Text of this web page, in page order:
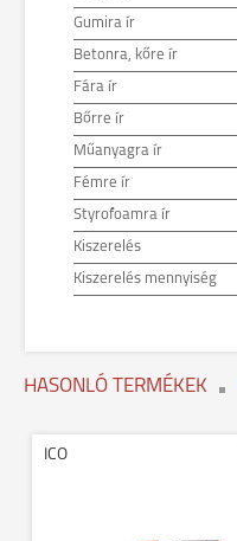
Gumira ír
Betonra, kőre ír
Fára ír
Bőrre ír
Műanyagra ír
Fémre ír
Styrofoamra ír
Kiszerelés
Kiszerelés mennyiség
HASONLÓ TERMÉKEK
ICO